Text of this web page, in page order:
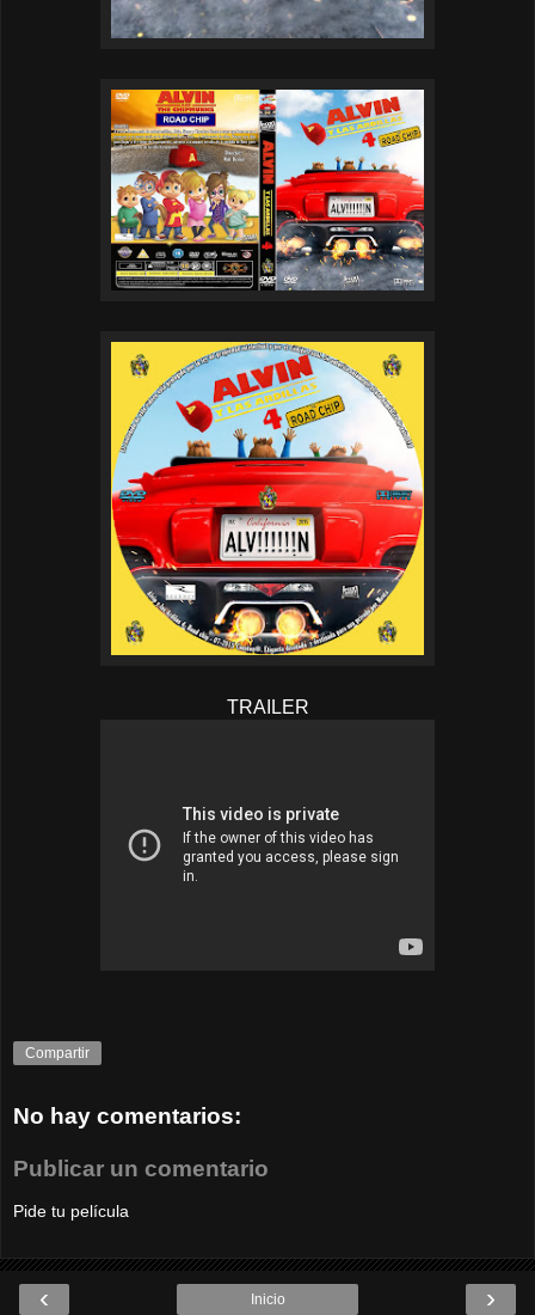
TRAILER
Compartir
No hay comentarios:
Publicar un comentario
Pide tu película
‹ ›
Inicio